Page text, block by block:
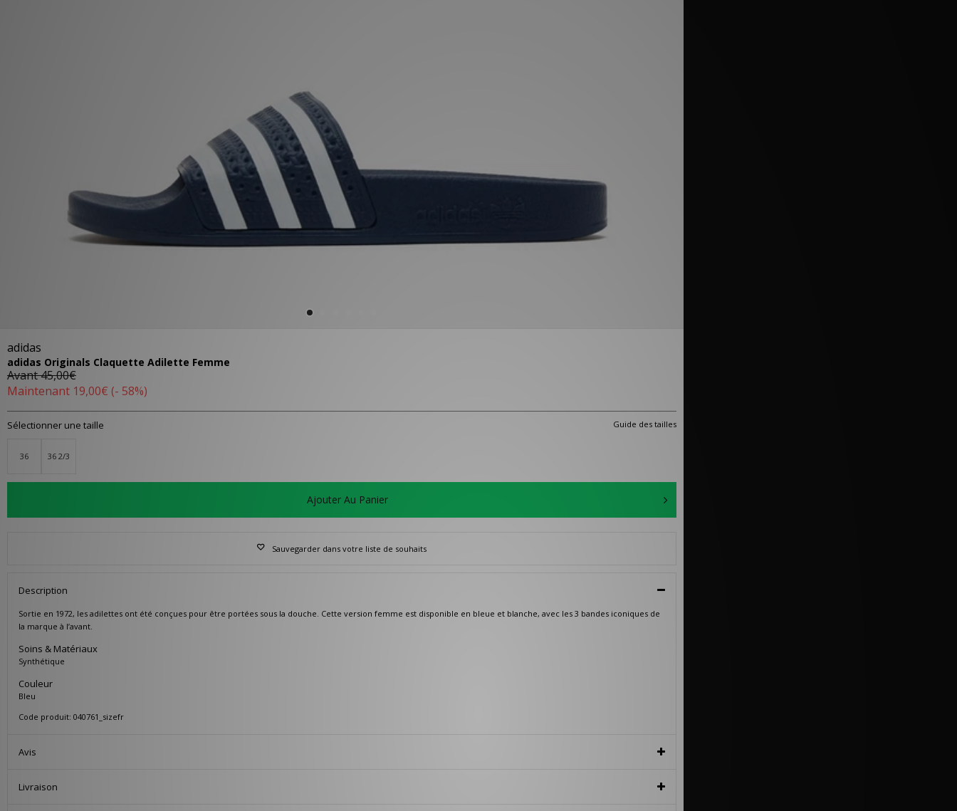
adidas
adidas Originals Claquette Adilette Femme
Avant45,00€
Maintenant 19,00€ (- 58%)
Guide des tailles
Sélectionner une taille
36 36 2/3
Ajouter Au Panier
Sauvegarder dans votre liste de souhaits
Description
Sortie en 1972, les adilettes ont été conçues pour être portées sous la douche. Cette version femme est disponible en bleue et blanche, avec les 3 bandes iconiques de
la marque à l’avant.
Soins & Matériaux
Synthétique
Couleur
Bleu
Code produit: 040761_sizefr
Avis
Livraison